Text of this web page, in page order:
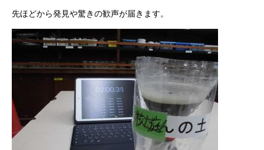
先ほどから発見や驚きの歓声が届きます。